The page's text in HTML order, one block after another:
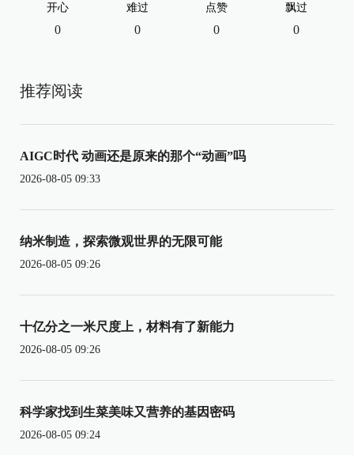
开心
0
难过
0
点赞
0
飘过
0
推荐阅读
AIGC时代 动画还是原来的那个“动画”吗
2026-08-05 09:33
纳米制造，探索微观世界的无限可能
2026-08-05 09:26
十亿分之一米尺度上，材料有了新能力
2026-08-05 09:26
科学家找到生菜美味又营养的基因密码
2026-08-05 09:24